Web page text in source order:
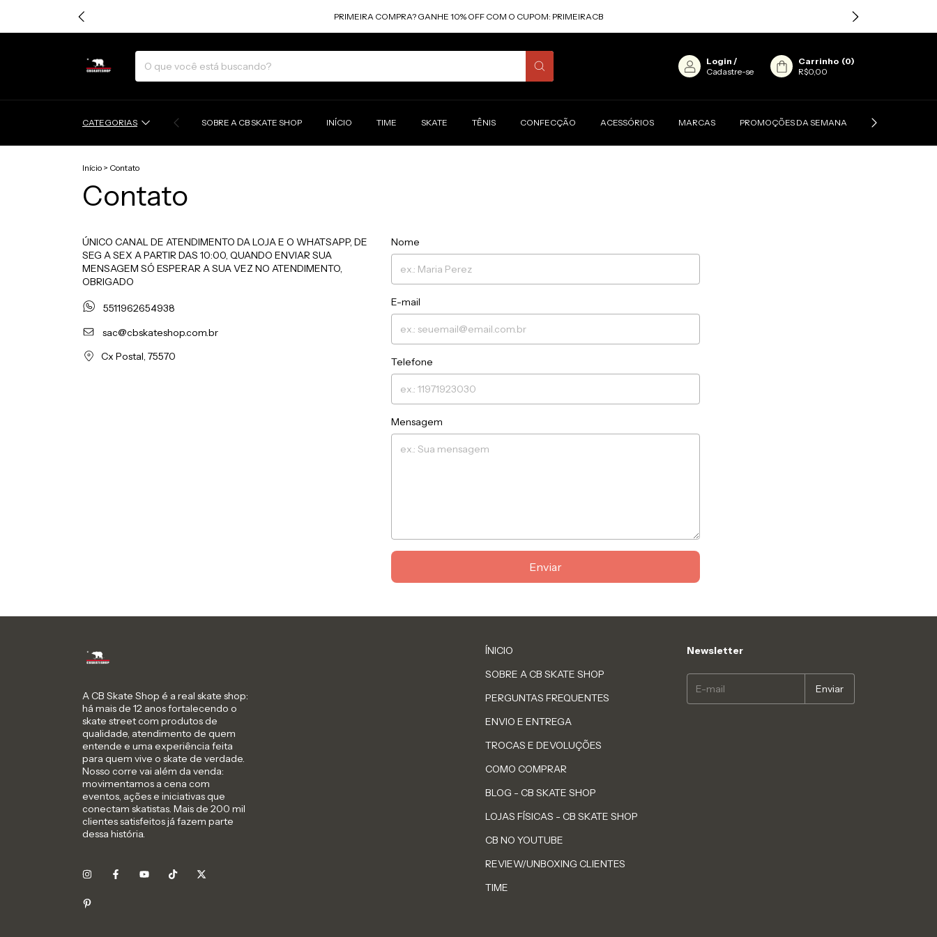
PRIMEIRA COMPRA? GANHE 10% OFF COM O CUPOM: PRIMEIRACB
Login /
Cadastre-se
Carrinho (0)
R$0,00
CATEGORIAS SOBRE A CB SKATE SHOP INÍCIO TIME SKATE TÊNIS CONFECÇÃO ACESSÓRIOS MARCAS PROMOÇÕES DA SEMANA CONTATO
Início > Contato
Contato
ÚNICO CANAL DE ATENDIMENTO DA LOJA E O WHATSAPP, DE
SEG A SEX A PARTIR DAS 10:00, QUANDO ENVIAR SUA
MENSAGEM SÓ ESPERAR A SUA VEZ NO ATENDIMENTO,
OBRIGADO
5511962654938
sac@cbskateshop.com.br
Cx Postal, 75570
Nome
E-mail
Telefone
Mensagem
Enviar
A CB Skate Shop é a real skate shop:
há mais de 12 anos fortalecendo o
skate street com produtos de
qualidade, atendimento de quem
entende e uma experiência feita
para quem vive o skate de verdade.
Nosso corre vai além da venda:
movimentamos a cena com
eventos, ações e iniciativas que
conectam skatistas. Mais de 200 mil
clientes satisfeitos já fazem parte
dessa história.
ÍNICIO
SOBRE A CB SKATE SHOP
PERGUNTAS FREQUENTES
ENVIO E ENTREGA
TROCAS E DEVOLUÇÕES
COMO COMPRAR
BLOG - CB SKATE SHOP
LOJAS FÍSICAS - CB SKATE SHOP
CB NO YOUTUBE
REVIEW/UNBOXING CLIENTES
TIME
Newsletter